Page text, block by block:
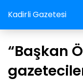
Kadirli Gazetesi
“Başkan